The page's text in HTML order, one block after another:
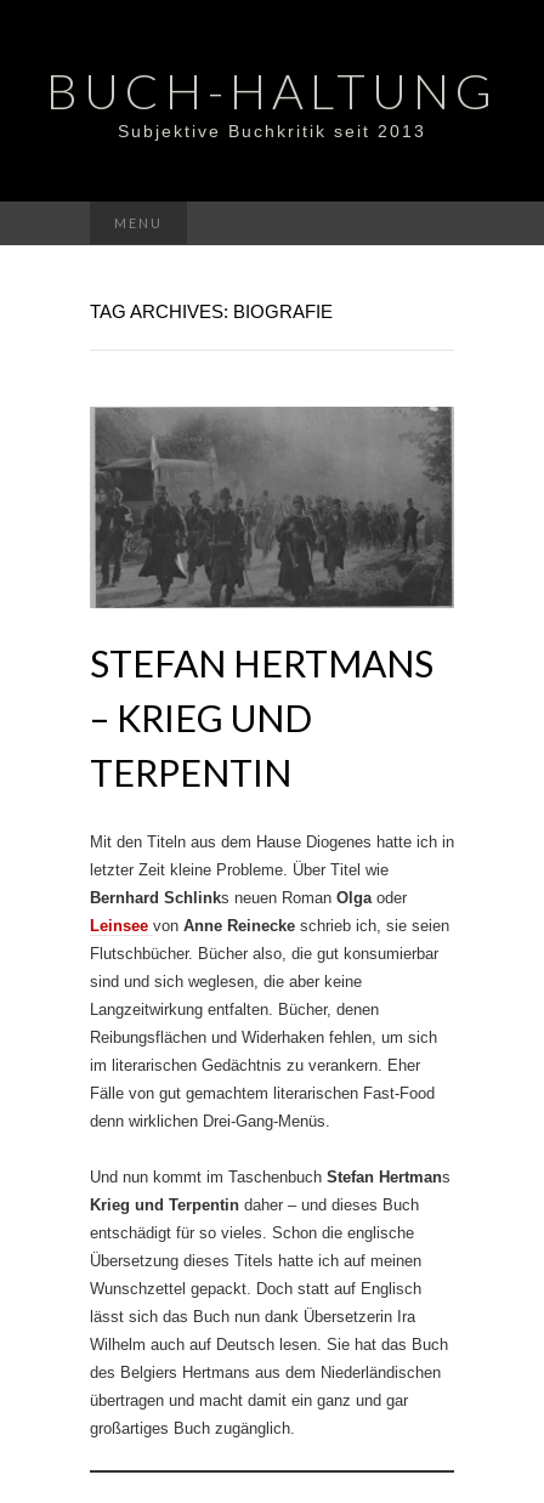
BUCH-HALTUNG
Subjektive Buchkritik seit 2013
MENU
nach:
TAG ARCHIVES: BIOGRAFIE
STEFAN HERTMANS
– KRIEG UND
TERPENTIN
Mit den Titeln aus dem Hause Diogenes hatte ich in
letzter Zeit kleine Probleme. Über Titel wie
Bernhard Schlinks neuen Roman Olgaoder
Leinsee von Anne Reinecke schrieb ich, sie seien
Flutschbücher. Bücher also, die gut konsumierbar
sind und sich weglesen, die aber keine
Langzeitwirkung entfalten. Bücher, denen
Reibungsflächen und Widerhaken fehlen, um sich
im literarischen Gedächtnis zu verankern. Eher
Fälle von gut gemachtem literarischen Fast-Food
denn wirklichen Drei-Gang-Menüs.
Und nun kommt im Taschenbuch Stefan Hertmans
Krieg und Terpentin daher – und dieses Buch
entschädigt für so vieles. Schon die englische
Übersetzung dieses Titels hatte ich auf meinen
Wunschzettel gepackt. Doch statt auf Englisch
lässt sich das Buch nun dank Übersetzerin Ira
Wilhelm auch auf Deutsch lesen. Sie hat das Buch
des Belgiers Hertmans aus dem Niederländischen
übertragen und macht damit ein ganz und gar
großartiges Buch zugänglich.